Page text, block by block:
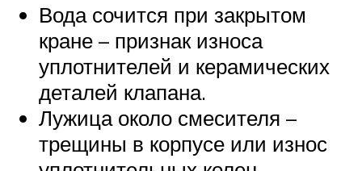
Вода сочится при закрытом
кране – признак износа
уплотнителей и керамических
деталей клапана.
Лужица около смесителя –
трещины в корпусе или износ